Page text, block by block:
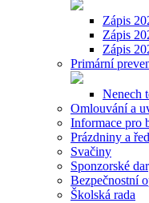
Zápis
Zápis
Zápis
Primární
Nenech
Omlouvání a
Informace pro
Prázdniny a
Svačiny
Sponzorské
Bezpečnostní
Školská rada